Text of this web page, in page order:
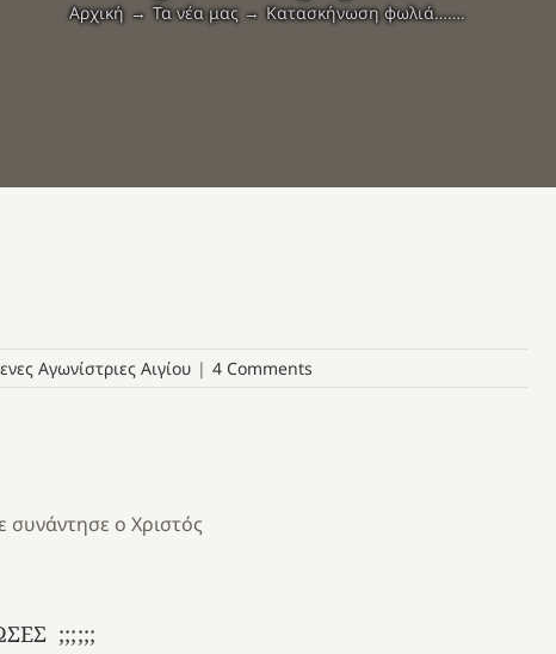
Αρχική Τα νέα μας Κατασκήνωση φωλιά…….
Αγωνίστριες Αιγίου | 4 Comments
ο Χριστός